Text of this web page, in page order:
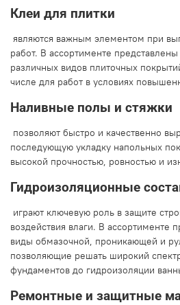
Клеи для плитки
являются важным элементом при
работ. В ассортименте
различных видов плиточных
числе для работ в условиях
Наливные полы и стяжки
позволяют быстро и качественно
последующую укладку напольных
высокой прочностью, ровностью и
Гидроизоляционные
играют ключевую роль в защите
воздействия влаги. В ассортименте
виды обмазочной, проникающей и
позволяющие решать широкий
фундаментов до гидроизоляции
Ремонтные и защитные